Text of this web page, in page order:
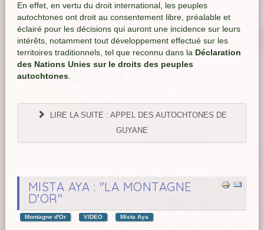
En effet, en vertu du droit international, les peuples
autochtones ont droit au consentement libre, préalable et
éclairé pour les décisions qui auront une incidence sur leurs
intérêts, notamment tout développement effectué sur les
territoires traditionnels, tel que reconnu dans la Déclaration
des Nations Unies sur le droits des peuples
autochtones.
LIRE LA SUITE : APPEL DES AUTOCHTONES DE
GUYANE
MISTA AYA : "LA MONTAGNE
D'OR"
Montagne d'Or VIDEO Mista Aya